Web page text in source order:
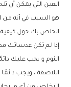
العين التي يمكن أن
هو السبب في أنه من
الخاص بك حول كيفية
إذا لم تكن عدساتك
النوم و يجب عليك
اللاصقة ، ويجب